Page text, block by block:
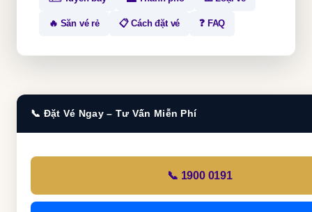
🔥 Săn vé rẻ 📋 Cách đặt vé ❓ FAQ
📞 Đặt Vé Ngay – Tư Vấn Miễn Phí
📞 1900 0191